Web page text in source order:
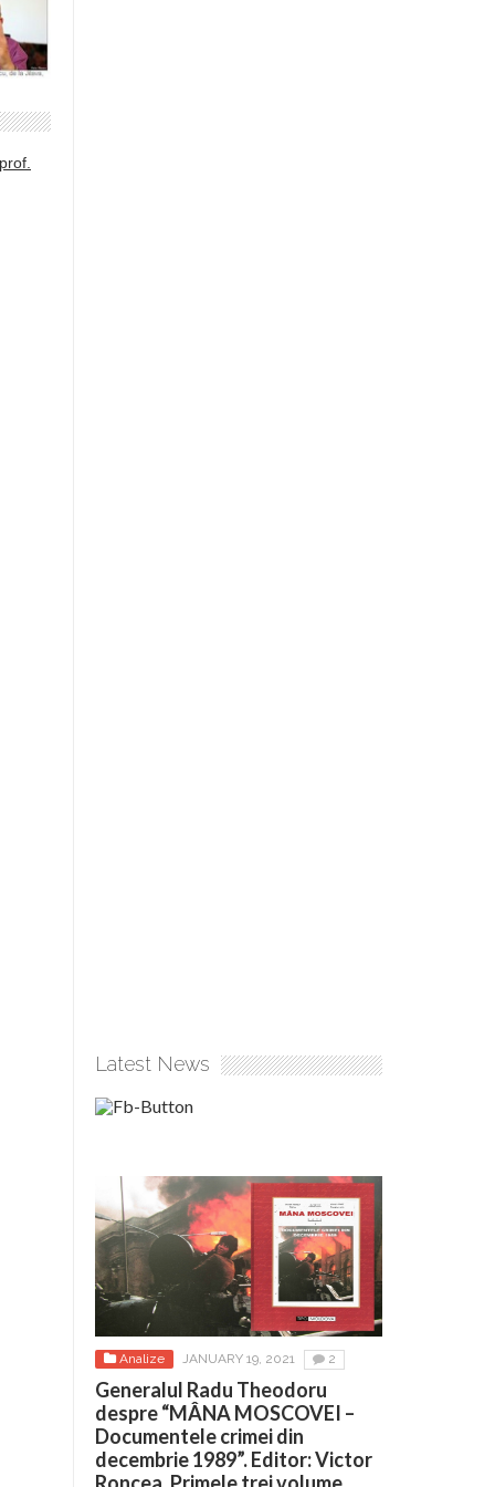
Latest News
Analize JANUARY 19, 2021 2
Generalul Radu Theodoru
despre “MÂNA MOSCOVEI –
Documentele crimei din
decembrie 1989”. Editor: Victor